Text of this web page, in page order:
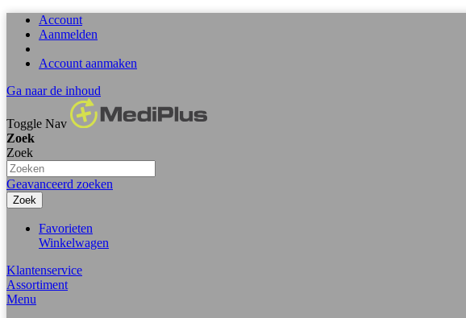
Account
Aanmelden
Account aanmaken
Ga naar de inhoud
Toggle Nav
Zoek
Zoek
Geavanceerd zoeken
Zoek
Favorieten
Winkelwagen
Klantenservice
Assortiment
Menu